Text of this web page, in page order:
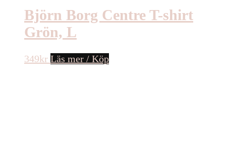
Björn Borg Centre T-shirt
Grön, L
349kr Läs mer / Köp